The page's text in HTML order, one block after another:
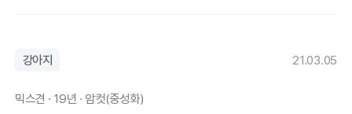
스만족도가 확올라갔네여~~~ 바닥깨끗,
니다! 도로가2층에있어서 찾아가기도쉬었
강아지 21.03.05
믹스견 · 19년 · 암컷(중성화)